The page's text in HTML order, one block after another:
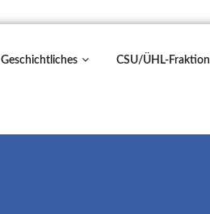
Geschichtliches CSU/ÜHL-Fraktion